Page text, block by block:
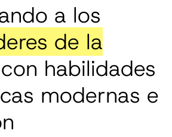
a los
de la
con habilidades
modernas e